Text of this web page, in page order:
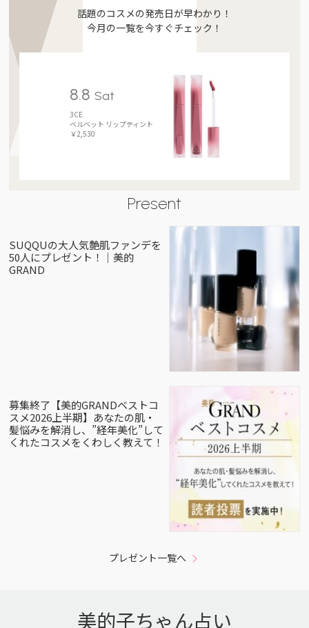
話題のコスメの発売日が早わかり！
今月の一覧を今すぐチェック！
8.8 Sat
3CE
ベルベット リップティント
￥2,530
Present
SUQQUの大人気艶肌ファンデを
50人にプレゼント！｜美的
GRAND
募集終了【美的GRANDベストコ
スメ2026上半期】あなたの肌・
髪悩みを解消し、”経年美化”して
くれたコスメをくわしく教えて！
プレゼント一覧へ
美的子ちゃん占い